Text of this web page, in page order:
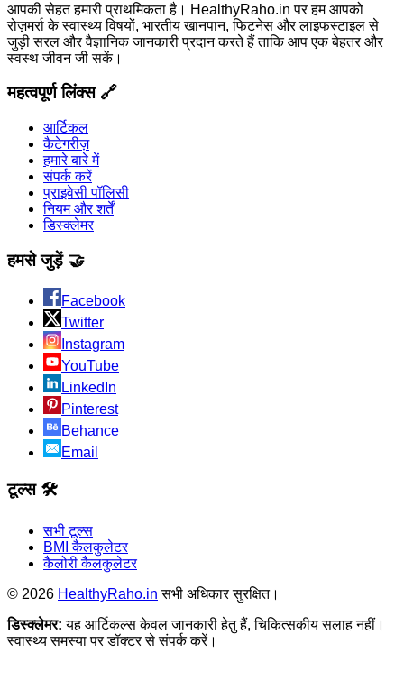
आपकी सेहत हमारी प्राथमिकता है। HealthyRaho.in पर हम आपको
रोज़मर्रा के स्वास्थ्य विषयों, भारतीय खानपान, फिटनेस और लाइफस्टाइल से
जुड़ी सरल और वैज्ञानिक जानकारी प्रदान करते हैं ताकि आप एक बेहतर और
स्वस्थ जीवन जी सकें।
महत्वपूर्ण लिंक्स 🔗
आर्टिकल
कैटेगरीज़
हमारे बारे में
संपर्क करें
प्राइवेसी पॉलिसी
नियम और शर्तें
डिस्क्लेमर
हमसे जुड़ें 🤝
Facebook
Twitter
Instagram
YouTube
LinkedIn
Pinterest
Behance
Email
टूल्स 🛠️
सभी टूल्स
BMI कैलकुलेटर
कैलोरी कैलकुलेटर
© 2026 HealthyRaho.in सभी अधिकार सुरक्षित।
डिस्क्लेमर: यह आर्टिकल्स केवल जानकारी हेतु हैं, चिकित्सकीय सलाह नहीं।
स्वास्थ्य समस्या पर डॉक्टर से संपर्क करें।